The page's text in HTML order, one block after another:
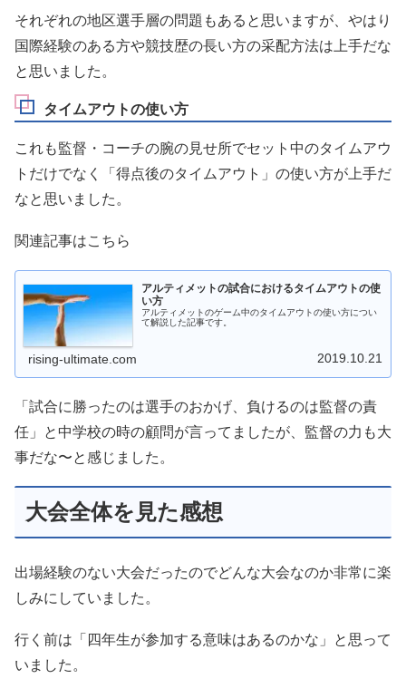
それぞれの地区選手層の問題もあると思いますが、やはり
国際経験のある方や競技歴の長い方の采配方法は上手だな
と思いました。
タイムアウトの使い方
これも監督・コーチの腕の見せ所でセット中のタイムアウ
トだけでなく「得点後のタイムアウト」の使い方が上手だ
なと思いました。
関連記事はこちら
アルティメットの試合におけるタイムアウトの使
い方
アルティメットのゲーム中のタイムアウトの使い方につい
て解説した記事です。
rising-ultimate.com 2019.10.21
「試合に勝ったのは選手のおかげ、負けるのは監督の責
任」と中学校の時の顧問が言ってましたが、監督の力も大
事だな〜と感じました。
大会全体を見た感想
出場経験のない大会だったのでどんな大会なのか非常に楽
しみにしていました。
行く前は「四年生が参加する意味はあるのかな」と思って
いました。